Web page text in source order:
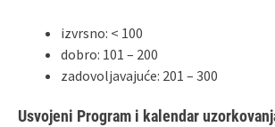
izvrsno: < 100
dobro: 101 – 200
zadovoljavajuće: 201 – 300
Usvojeni Program i kalendar